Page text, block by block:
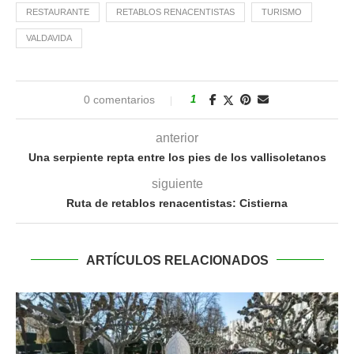
RESTAURANTE RETABLOS RENACENTISTAS TURISMO
VALDAVIDA
0 comentarios 1
anterior
Una serpiente repta entre los pies de los vallisoletanos
siguiente
Ruta de retablos renacentistas: Cistierna
ARTÍCULOS RELACIONADOS